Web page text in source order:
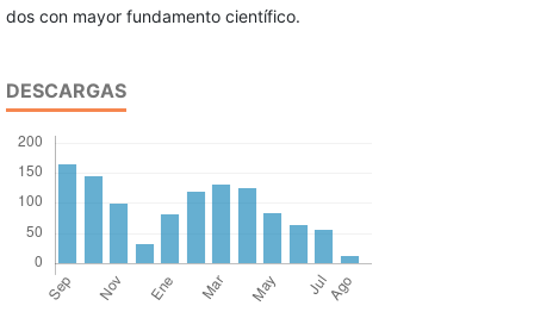
dos con mayor fundamento científico.
DESCARGAS